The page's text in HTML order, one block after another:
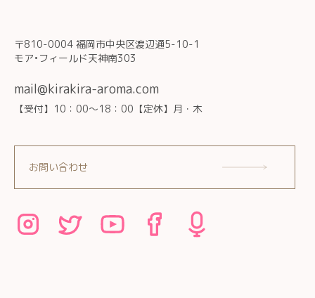
〒810-0004 福岡市中央区渡辺通5-10-1
モア•フィールド天神南303
mail@kirakira-aroma.com
【受付】10：00～18：00【定休】月・木
お問い合わせ